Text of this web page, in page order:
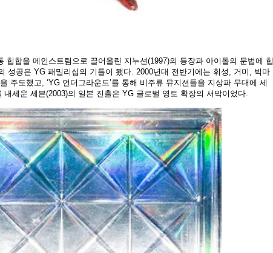
힙합을 메인스트림으로 끌어올린 지누션(1997)의 등장과 아이돌의 문법에 힙
성공은 YG 패밀리십의 기틀이 됐다. 2000년대 전반기에는 휘성, 거미, 빅마
주도했고, ‘YG 언더그라운드’를 통해 비주류 뮤지션들을 지상파 무대에 세
세운 세븐(2003)의 일본 진출은 YG 글로벌 영토 확장의 서막이었다.